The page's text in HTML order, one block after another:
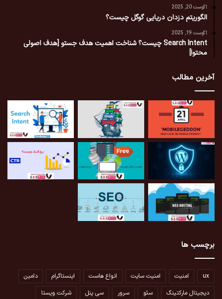
آگوست 20, 2025
الگوریتم دزدان دریایی گوگل چیست؟
آگوست 19, 2025
Search Intent چیست؟ شناخت اهمیت هدف جستو [هدف اصولی
محتوا]
آخرین مطالب
برچسب ها
ux امنیت امنیت سایت انواع هاست اینستاگرام
دامین
دیجیتال مارکتینگ
سئو سرور سی پنل
شرکت ویستا